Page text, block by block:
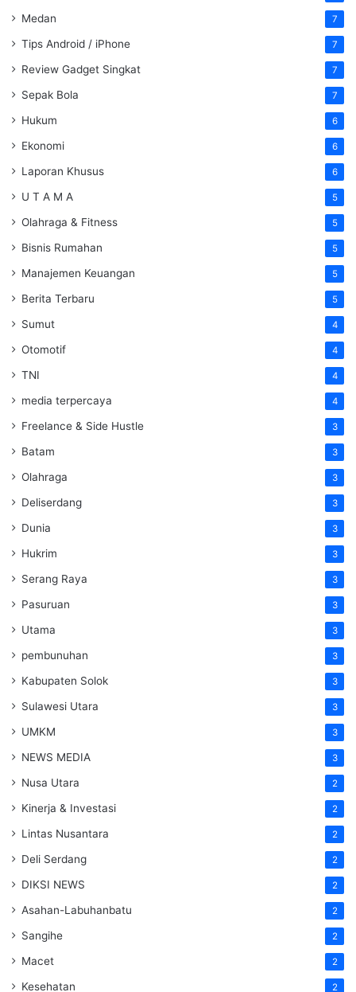
Medan 7
Tips Android / iPhone 7
Review Gadget Singkat 7
Sepak Bola 7
Hukum 6
Ekonomi 6
Laporan Khusus 6
U T A M A 5
Olahraga & Fitness 5
Bisnis Rumahan 5
Manajemen Keuangan 5
Berita Terbaru 5
Sumut 4
Otomotif 4
TNI 4
media terpercaya 4
Freelance & Side Hustle 3
Batam 3
Olahraga 3
Deliserdang 3
Dunia 3
Hukrim 3
Serang Raya 3
Pasuruan 3
Utama 3
pembunuhan 3
Kabupaten Solok 3
Sulawesi Utara 3
UMKM 3
NEWS MEDIA 3
Nusa Utara 2
Kinerja & Investasi 2
Lintas Nusantara 2
Deli Serdang 2
DIKSI NEWS 2
Asahan-Labuhanbatu 2
Sangihe 2
Macet 2
Kesehatan 2